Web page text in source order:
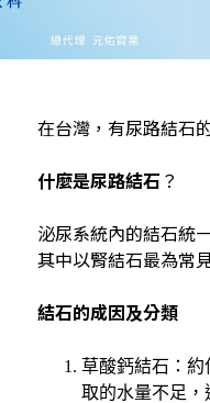
在台灣，有尿路結石
什麼是尿路結石 ？
泌尿系統內的結石統
其中以腎結石最為常
結石的成因及分類
草酸鈣結石：
取的水量不足，